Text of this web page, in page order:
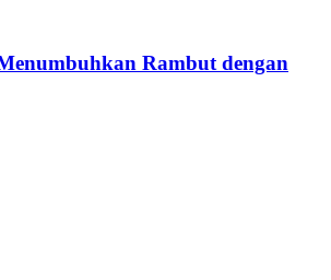
Rambut dengan